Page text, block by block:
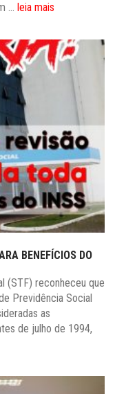
... leia mais
BENEFÍCIOS DO
(STF) reconheceu que
Previdência Social
as
de julho de 1994,